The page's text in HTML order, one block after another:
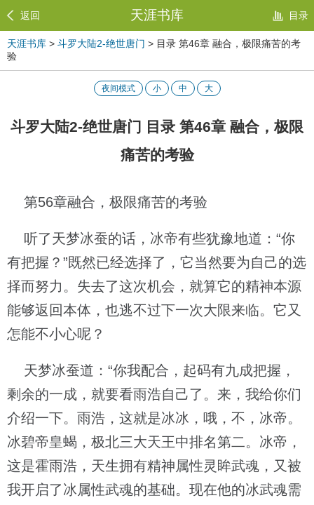
返回 天涯书库 目录
天涯书库 > 斗罗大陆2-绝世唐门 > 目录 第46章 融合，极限痛苦的考
验
夜间模式 小 中 大
斗罗大陆2-绝世唐门 目录 第46章 融合，极限
痛苦的考验
第56章融合，极限痛苦的考验
听了天梦冰蚕的话，冰帝有些犹豫地道：“你
有把握？”既然已经选择了，它当然要为自己的选
择而努力。失去了这次机会，就算它的精神本源
能够返回本体，也逃不过下一次大限来临。它又
怎能不小心呢？
天梦冰蚕道：“你我配合，起码有九成把握，
剩余的一成，就要看雨浩自己了。来，我给你们
介绍一下。雨浩，这就是冰冰，哦，不，冰帝。
冰碧帝皇蝎，极北三大天王中排名第二。冰帝，
这是霍雨浩，天生拥有精神属性灵眸武魂，又被
我开启了冰属性武魂的基础。现在他的冰武魂需